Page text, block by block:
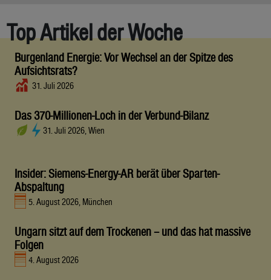
Top Artikel der Woche
Burgenland Energie: Vor Wechsel an der Spitze des
Aufsichtsrats?
31. Juli 2026
Das 370-Millionen-Loch in der Verbund-Bilanz
31. Juli 2026, Wien
Insider: Siemens-Energy-AR berät über Sparten-
Abspaltung
5. August 2026, München
Ungarn sitzt auf dem Trockenen – und das hat massive
Folgen
4. August 2026